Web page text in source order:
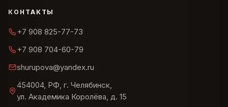
КОНТАКТЫ
+7 908 825-77-73
+7 908 704-60-79
shurupova@yandex.ru
454004, РФ, г. Челябинск,
ул. Академика Королёва, д. 15